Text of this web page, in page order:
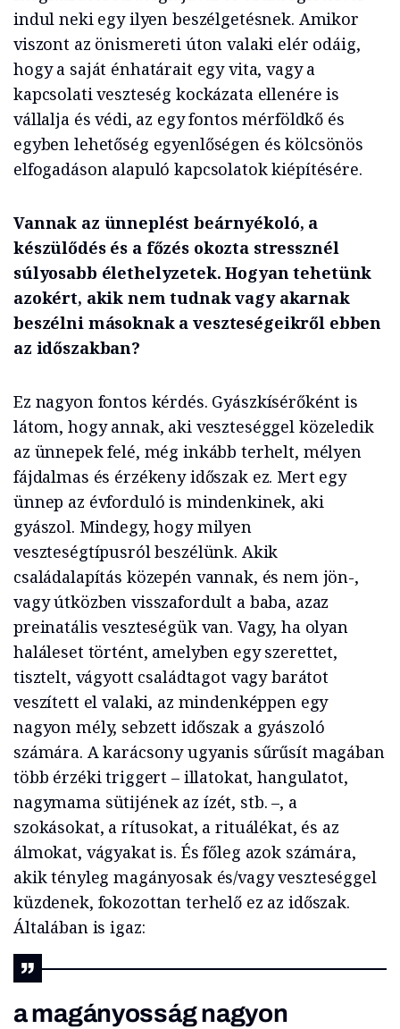
indul neki egy ilyen beszélgetésnek. Amikor
viszont az önismereti úton valaki elér odáig,
hogy a saját énhatárait egy vita, vagy a
kapcsolati veszteség kockázata ellenére is
vállalja és védi, az egy fontos mérföldkő és
egyben lehetőség egyenlőségen és kölcsönös
elfogadáson alapuló kapcsolatok kiépítésére.
Vannak az ünneplést beárnyékoló, a
készülődés és a főzés okozta stressznél
súlyosabb élethelyzetek. Hogyan tehetünk
azokért, akik nem tudnak vagy akarnak
beszélni másoknak a veszteségeikről ebben
az időszakban?
Ez nagyon fontos kérdés. Gyászkísérőként is
látom, hogy annak, aki veszteséggel közeledik
az ünnepek felé, még inkább terhelt, mélyen
fájdalmas és érzékeny időszak ez. Mert egy
ünnep az évforduló is mindenkinek, aki
gyászol. Mindegy, hogy milyen
veszteségtípusról beszélünk. Akik
családalapítás közepén vannak, és nem jön-,
vagy útközben visszafordult a baba, azaz
preinatális veszteségük van. Vagy, ha olyan
haláleset történt, amelyben egy szerettet,
tisztelt, vágyott családtagot vagy barátot
veszített el valaki, az mindenképpen egy
nagyon mély, sebzett időszak a gyászoló
számára. A karácsony ugyanis sűrűsít magában
több érzéki triggert – illatokat, hangulatot,
nagymama sütijének az ízét, stb. –, a
szokásokat, a rítusokat, a rituálékat, és az
álmokat, vágyakat is. És főleg azok számára,
akik tényleg magányosak és/vagy veszteséggel
küzdenek, fokozottan terhelő ez az időszak.
Általában is igaz:
a magányosság nagyon